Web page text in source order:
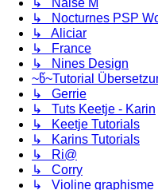
↳ Naise M
↳ Nocturnes PSP
↳ Aliciar
↳ France
↳ Nines Design
~წ~Tutorial
↳ Gerrie
↳ Tuts Keetje - Karin
↳ Keetje Tutorials
↳ Karins Tutorials
↳ Ri@
↳ Corry
↳ Violine graphisme